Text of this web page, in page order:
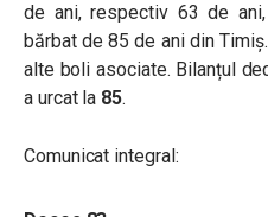
de ani, respectiv 63 de
bărbat de 85 de ani din
alte boli asociate. Bilanțul
a urcat la 85.
Comunicat integral: